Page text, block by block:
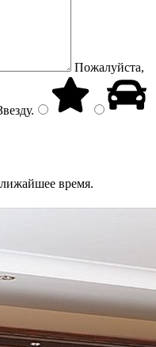
Пожалуйста,
.
время.